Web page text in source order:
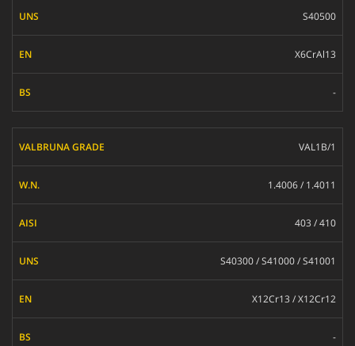
S40500
X6CrAl13
-
VAL1B/1
1.4006 / 1.4011
403 / 410
S40300 / S41000 / S41001
X12Cr13 / X12Cr12
-